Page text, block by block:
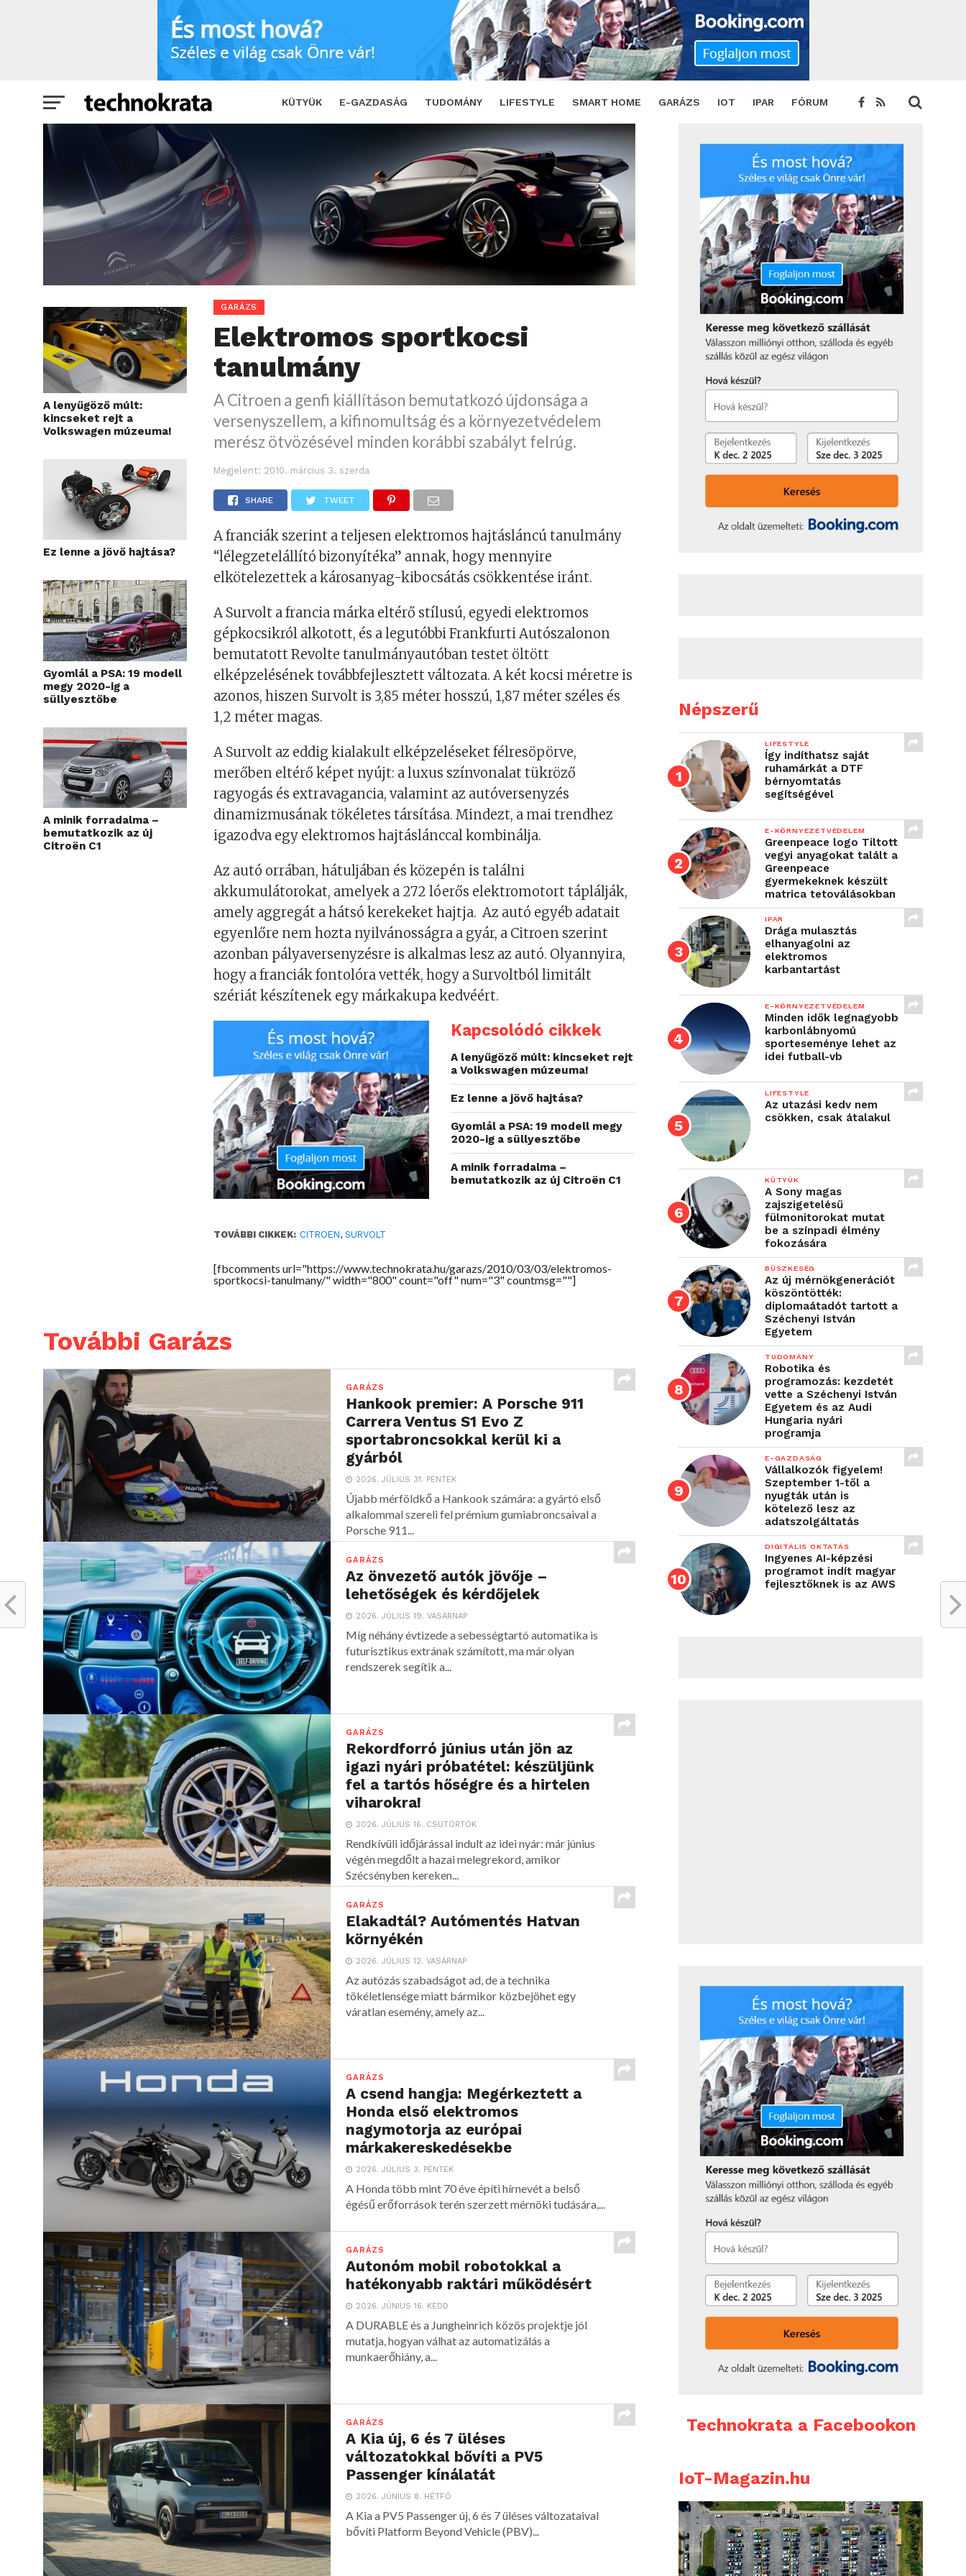
KÜTYÜK E-GAZDASÁG TUDOMÁNY LIFESTYLE SMART HOME GARÁZS IOT IPAR FÓRUM
Elektromos sportkocsi tanulmány
A lenyűgöző múlt:
kincseket rejt a
Volkswagen múzeuma!
Ez lenne a jövő hajtása?
Gyomlál a PSA: 19 modell
megy 2020-ig a
süllyesztőbe
A minik forradalma –
bemutatkozik az új
Citroën C1
GARÁZS
Elektromos sportkocsi
tanulmány
A Citroen a genfi kiállításon bemutatkozó újdonsága a
versenyszellem, a kifinomultság és a környezetvédelem
merész ötvözésével minden korábbi szabályt felrúg.
Megjelent: 2010. március 3. szerda
SHARE TWEET
A franciák szerint a teljesen elektromos hajtásláncú tanulmány
“lélegzetelállító bizonyítéka” annak, hogy mennyire
elkötelezettek a károsanyag-kibocsátás csökkentése iránt.
A Survolt a francia márka eltérő stílusú, egyedi elektromos
gépkocsikról alkotott, és a legutóbbi Frankfurti Autószalonon
bemutatott Revolte tanulmányautóban testet öltött
elképzelésének továbbfejlesztett változata. A két kocsi méretre is
azonos, hiszen Survolt is 3,85 méter hosszú, 1,87 méter széles és
1,2 méter magas.
A Survolt az eddig kialakult elképzeléseket félresöpörve,
merőben eltérő képet nyújt: a luxus színvonalat tükröző
ragyogás és extravagancia, valamint az autóversenyzés
dinamizmusának tökéletes társítása. Mindezt, a mai trendhez
igazodva egy elektromos hajtáslánccal kombinálja.
Az autó orrában, hátuljában és közepén is találni
akkumulátorokat, amelyek a 272 lóerős elektromotort táplálják,
amely aggregát a hátsó kerekeket hajtja. Az autó egyéb adatait
egyenlőre nem hozta nyilvánosságra a gyár, a Citroen szerint
azonban pályaversenyzésre is alkalmas lesz az autó. Olyannyira,
hogy a franciák fontolóra vették, hogy a Survoltból limitált
szériát készítenek egy márkakupa kedvéért.
Kapcsolódó cikkek
A lenyűgöző múlt: kincseket rejt
a Volkswagen múzeuma!
Ez lenne a jövő hajtása?
Gyomlál a PSA: 19 modell megy
2020-ig a süllyesztőbe
A minik forradalma –
bemutatkozik az új Citroën C1
TOVÁBBI CIKKEK: CITROEN,SURVOLT
[fbcomments url="https://www.technokrata.hu/garazs/2010/03/03/elektromos-
sportkocsi-tanulmany/" width="800" count="off" num="3" countmsg=""]
További Garázs
GARÁZS
Hankook premier: A Porsche 911
Carrera Ventus S1 Evo Z
sportabroncsokkal kerül ki a
gyárból
2026. JÚLIUS 31. PÉNTEK
Újabb mérföldkő a Hankook számára: a gyártó első
alkalommal szereli fel prémium gumiabroncsaival a
Porsche 911...
GARÁZS
Az önvezető autók jövője –
lehetőségek és kérdőjelek
2026. JÚLIUS 19. VASÁRNAP
Míg néhány évtizede a sebességtartó automatika is
futurisztikus extrának számított, ma már olyan
rendszerek segítik a...
GARÁZS
Rekordforró június után jön az
igazi nyári próbatétel: készüljünk
fel a tartós hőségre és a hirtelen
viharokra!
2026. JÚLIUS 16. CSÜTÖRTÖK
Rendkívüli időjárással indult az idei nyár: már június
végén megdőlt a hazai melegrekord, amikor
Szécsényben kereken...
GARÁZS
Elakadtál? Autómentés Hatvan
környékén
2026. JÚLIUS 12. VASÁRNAP
Az autózás szabadságot ad, de a technika
tökéletlensége miatt bármikor közbejöhet egy
váratlan esemény, amely az...
GARÁZS
A csend hangja: Megérkeztett a
Honda első elektromos
nagymotorja az európai
márkakereskedésekbe
2026. JÚLIUS 3. PÉNTEK
A Honda több mint 70 éve építi hírnevét a belső
égésű erőforrások terén szerzett mérnöki tudására,...
GARÁZS
Autonóm mobil robotokkal a
hatékonyabb raktári működésért
2026. JÚNIUS 16. KEDD
A DURABLE és a Jungheinrich közös projektje jól
mutatja, hogyan válhat az automatizálás a
munkaerőhiány, a...
GARÁZS
A Kia új, 6 és 7 üléses
változatokkal bővíti a PV5
Passenger kínálatát
2026. JÚNIUS 8. HÉTFŐ
A Kia a PV5 Passenger új, 6 és 7 üléses változataival
bővíti Platform Beyond Vehicle (PBV)...
Népszerű
LIFESTYLE
Így indíthatsz saját
ruhamárkát a DTF
bérnyomtatás
segítségével
E-KÖRNYEZETVÉDELEM
Greenpeace logo Tiltott
vegyi anyagokat talált a
Greenpeace
gyermekeknek készült
matrica tetoválásokban
IPAR
Drága mulasztás
elhanyagolni az
elektromos
karbantartást
E-KÖRNYEZETVÉDELEM
Minden idők legnagyobb
karbonlábnyomú
sporteseménye lehet az
idei futball-vb
LIFESTYLE
Az utazási kedv nem
csökken, csak átalakul
KÜTYÜK
A Sony magas
zajszigetelésű
fülmonitorokat mutat
be a színpadi élmény
fokozására
BÜSZKESÉG
Az új mérnökgenerációt
köszöntötték:
diplomaátadót tartott a
Széchenyi István
Egyetem
TUDOMÁNY
Robotika és
programozás: kezdetét
vette a Széchenyi István
Egyetem és az Audi
Hungaria nyári
programja
E-GAZDASÁG
Vállalkozók figyelem!
Szeptember 1-től a
nyugták után is
kötelező lesz az
adatszolgáltatás
DIGITÁLIS OKTATÁS
Ingyenes AI-képzési
programot indít magyar
fejlesztőknek is az AWS
Technokrata a Facebookon
IoT-Magazin.hu